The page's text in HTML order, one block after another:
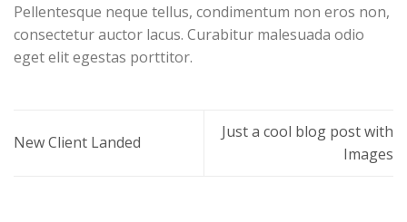
Pellentesque neque tellus, condimentum non eros non,
consectetur auctor lacus. Curabitur malesuada odio
eget elit egestas porttitor.
New Client Landed
Just a cool blog post with
Images